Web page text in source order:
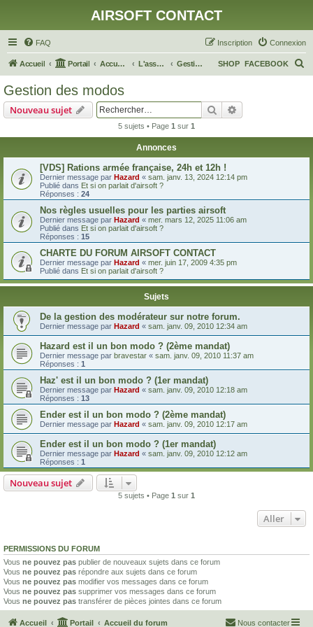
AIRSOFT CONTACT
FAQ Connexion
Inscription
Accueil Portail Accueil du forum L'association et le site Gestion des modos FACEBOOK
SHOP
Gestion des modos
Nouveau sujet Rechercher
5 sujets • Page 1 sur 1
Annonces
[VDS] Rations armée française, 24h et 12h !
Dernier message par Hazard « sam. janv. 13, 2024 12:14 pm
Publié dans Et si on parlait d'airsoft ?
Réponses : 24
Nos règles usuelles pour les parties airsoft
Dernier message par Hazard « mer. mars 12, 2025 11:06 am
Publié dans Et si on parlait d'airsoft ?
Réponses : 15
CHARTE DU FORUM AIRSOFT CONTACT
Dernier message par Hazard « mer. juin 17, 2009 4:35 pm
Publié dans Et si on parlait d'airsoft ?
Sujets
De la gestion des modérateur sur notre forum.
Dernier message par Hazard « sam. janv. 09, 2010 12:34 am
Hazard est il un bon modo ? (2ème mandat)
Dernier message par bravestar « sam. janv. 09, 2010 11:37 am
Réponses : 1
Haz' est il un bon modo ? (1er mandat)
Dernier message par Hazard « sam. janv. 09, 2010 12:18 am
Réponses : 13
Ender est il un bon modo ? (2ème mandat)
Dernier message par Hazard « sam. janv. 09, 2010 12:17 am
Ender est il un bon modo ? (1er mandat)
Dernier message par Hazard « sam. janv. 09, 2010 12:12 am
Réponses : 1
Nouveau sujet
5 sujets • Page 1 sur 1
Aller
PERMISSIONS DU FORUM
Vous ne pouvez pas publier de nouveaux sujets dans ce forum
Vous ne pouvez pas répondre aux sujets dans ce forum
Vous ne pouvez pas modifier vos messages dans ce forum
Vous ne pouvez pas supprimer vos messages dans ce forum
Vous ne pouvez pas transférer de pièces jointes dans ce forum
Accueil Portail Accueil du forum Nous contacter